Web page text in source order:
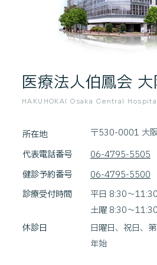
医療法人伯鳳会
HAKUHOKAI Osaka Central
所在地
〒530-0001 大
代表電話番号
06-4795-5505
健診予約番号
06-4795-5500
診療受付時間
平日 8:30～
土曜 8:30～
休診日
日曜日、祝日、
年始